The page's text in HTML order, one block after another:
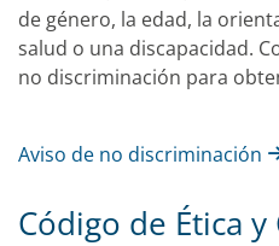
de género, la edad, la
salud o una discapacidad.
no discriminación para
Aviso de no discriminación
Código de Ética